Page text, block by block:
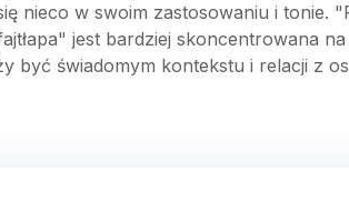
nieco w swoim zastosowaniu i tonie.
jest bardziej skoncentrowana
być świadomym kontekstu i relacji z